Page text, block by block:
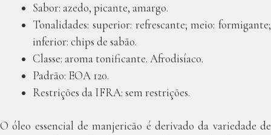
Sabor: azedo, picante, amargo.
Tonalidades: superior: refrescante; meio: formigante;
inferior: chips de sabão.
Classe: aroma tonificante. Afrodisíaco.
Padrão: ЕОА 120.
Restrições da IFRA: sem restrições.
O óleo essencial de manjericão é derivado da variedade de